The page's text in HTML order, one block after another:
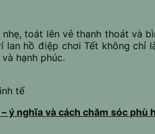
toát lên vẻ thanh thoát và
lan hồ điệp chơi Tết không
hạnh phúc.
tế
ý nghĩa và cách chăm sóc phù